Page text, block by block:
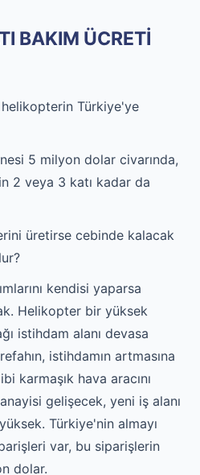
BAKIM ÜCRETİ
helikopterin Türkiye'ye
5 milyon dolar civarında,
2 veya 3 katı kadar da
üretirse cebinde kalacak
kendisi yaparsa
Helikopter bir yüksek
istihdam alanı devasa
istihdamın artmasına
karmaşık hava aracını
gelişecek, yeni iş alanı
Türkiye'nin almayı
var, bu siparişlerin
dolar.